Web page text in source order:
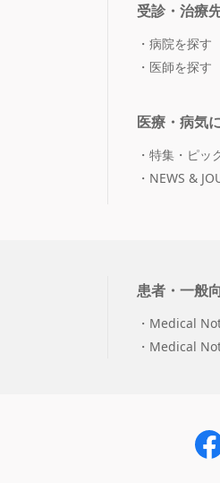
受診・治療
病院を探す
医師を探す
医療・病気
特集・ピッ
NEWS &
患者・一般
Medical
Medical